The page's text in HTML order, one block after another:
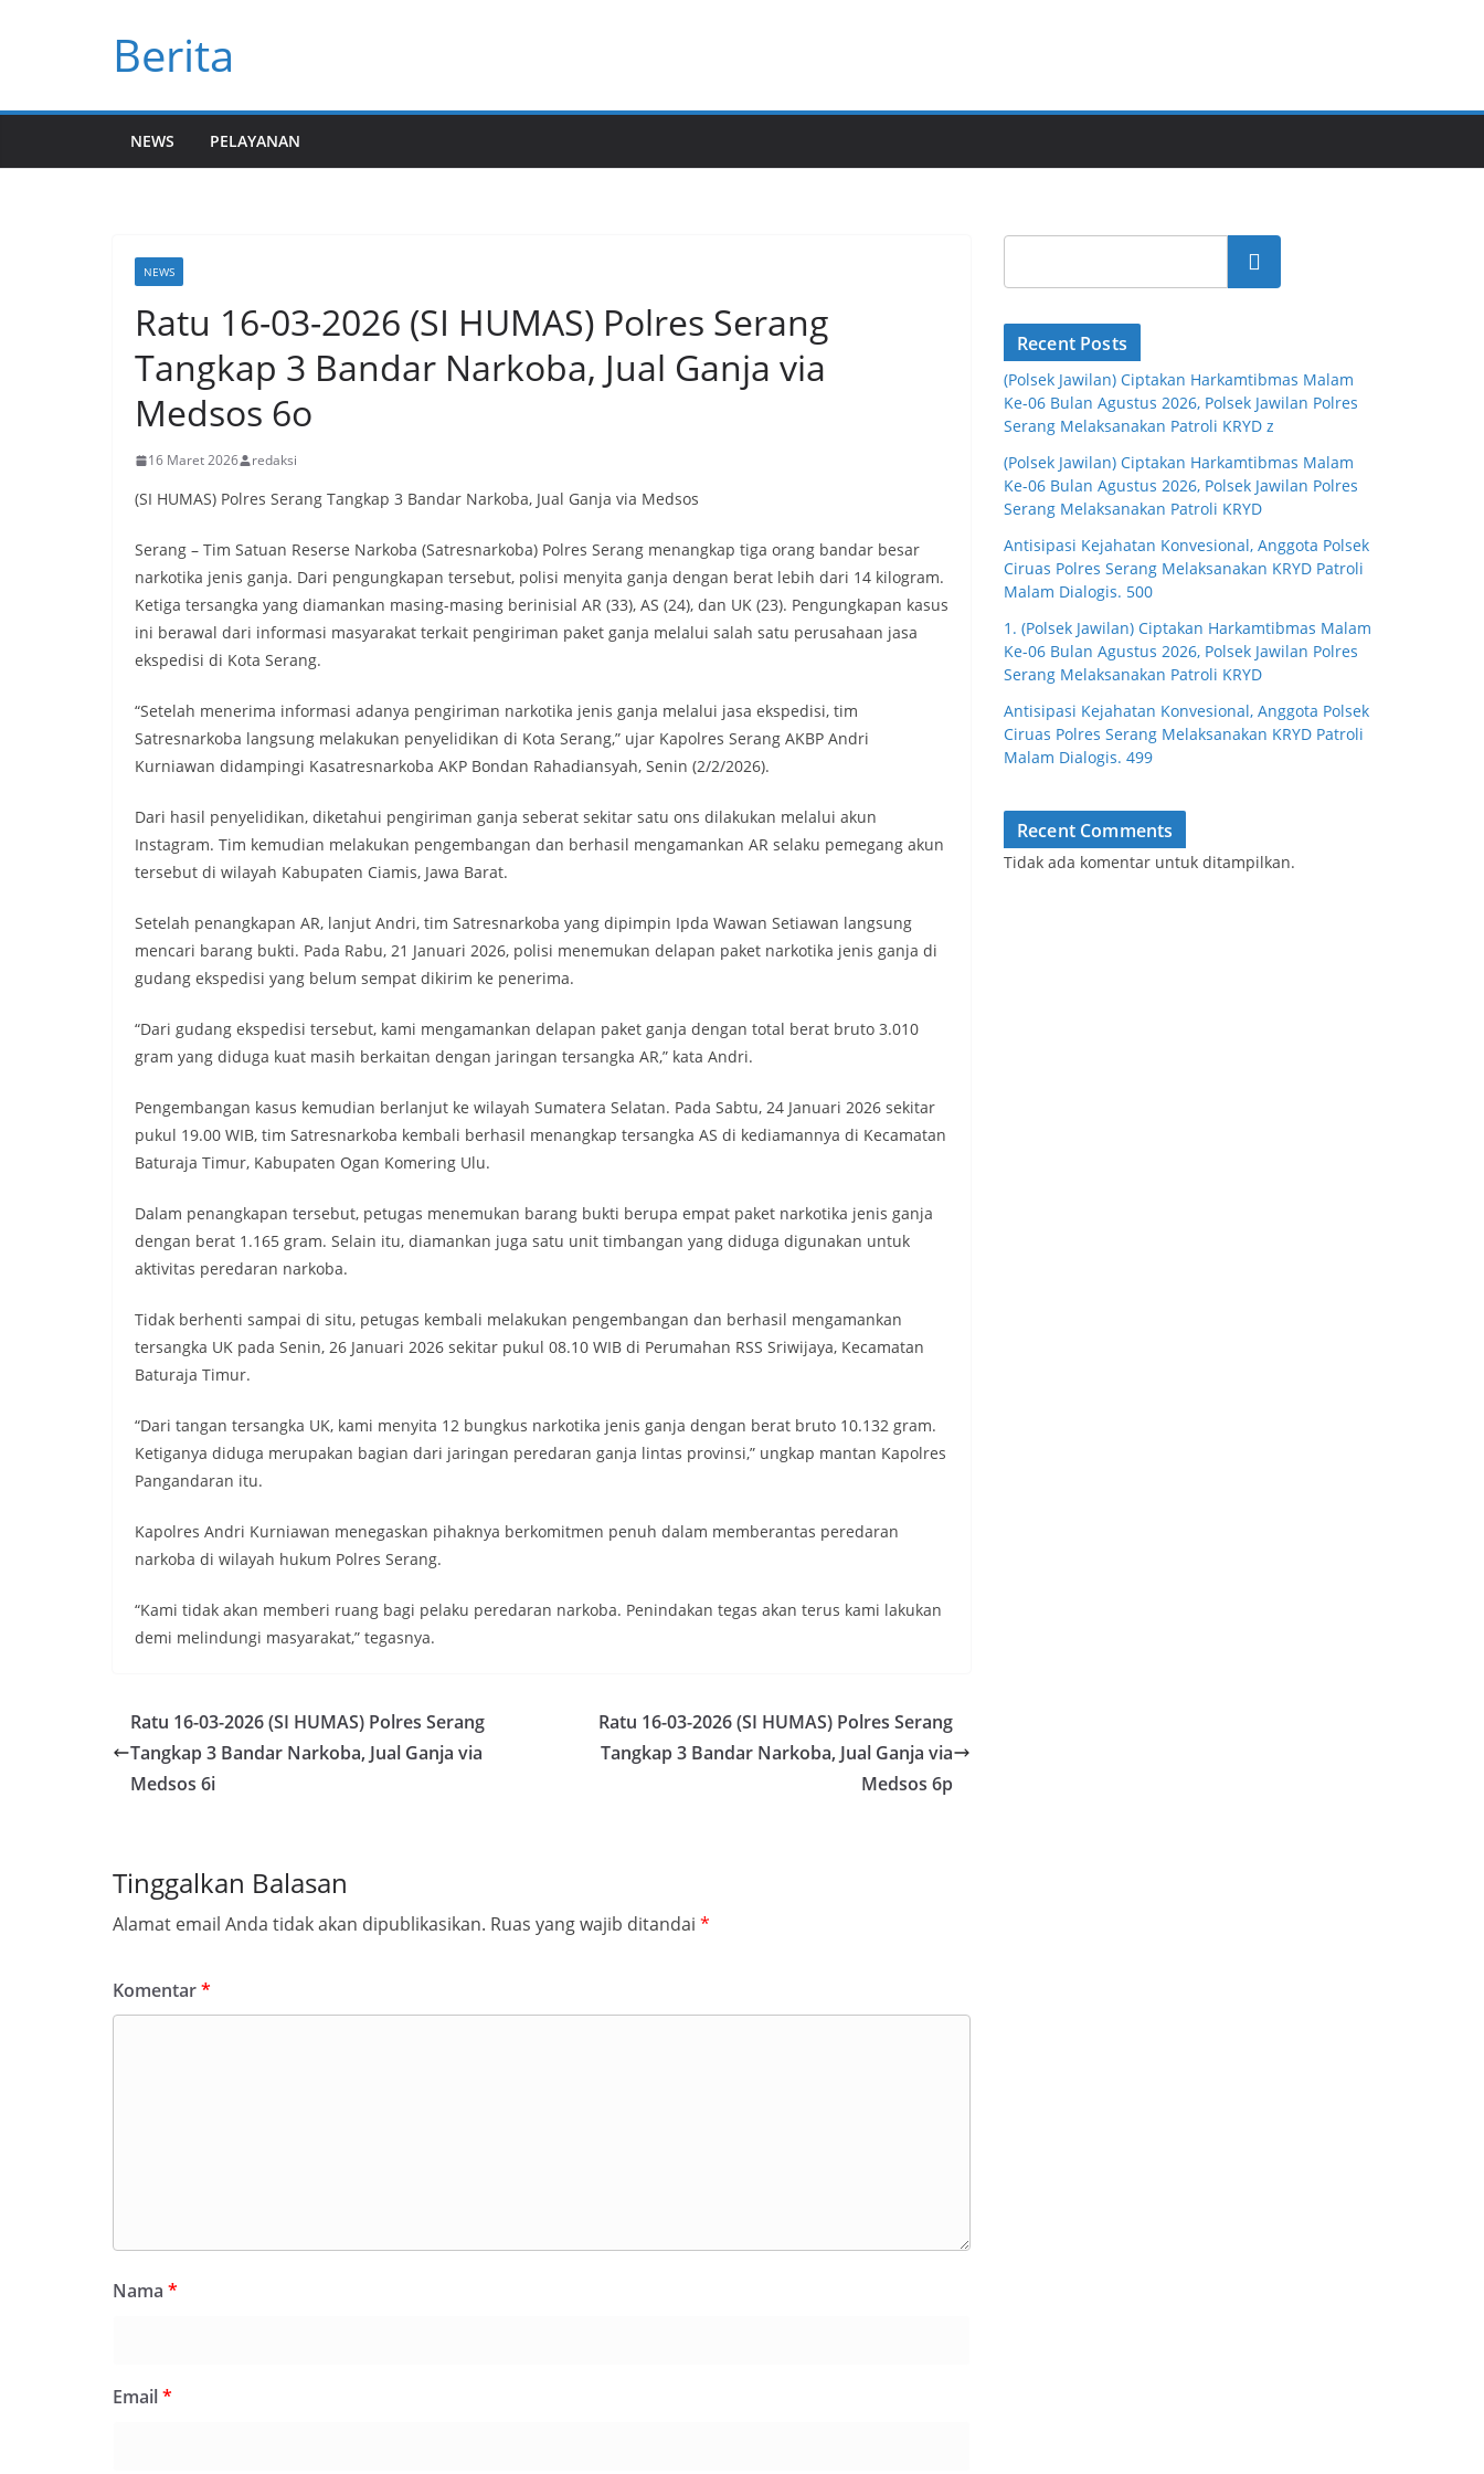
Berita
NEWS PELAYANAN
NEWS
Ratu 16-03-2026 (SI HUMAS) Polres Serang
Tangkap 3 Bandar Narkoba, Jual Ganja via
Medsos 6o
16 Maret 2026 redaksi
(SI HUMAS) Polres Serang Tangkap 3 Bandar Narkoba, Jual Ganja via Medsos
Serang – Tim Satuan Reserse Narkoba (Satresnarkoba) Polres Serang menangkap tiga orang bandar besar
narkotika jenis ganja. Dari pengungkapan tersebut, polisi menyita ganja dengan berat lebih dari 14 kilogram.
Ketiga tersangka yang diamankan masing-masing berinisial AR (33), AS (24), dan UK (23). Pengungkapan kasus
ini berawal dari informasi masyarakat terkait pengiriman paket ganja melalui salah satu perusahaan jasa
ekspedisi di Kota Serang.
“Setelah menerima informasi adanya pengiriman narkotika jenis ganja melalui jasa ekspedisi, tim
Satresnarkoba langsung melakukan penyelidikan di Kota Serang,” ujar Kapolres Serang AKBP Andri
Kurniawan didampingi Kasatresnarkoba AKP Bondan Rahadiansyah, Senin (2/2/2026).
Dari hasil penyelidikan, diketahui pengiriman ganja seberat sekitar satu ons dilakukan melalui akun
Instagram. Tim kemudian melakukan pengembangan dan berhasil mengamankan AR selaku pemegang akun
tersebut di wilayah Kabupaten Ciamis, Jawa Barat.
Setelah penangkapan AR, lanjut Andri, tim Satresnarkoba yang dipimpin Ipda Wawan Setiawan langsung
mencari barang bukti. Pada Rabu, 21 Januari 2026, polisi menemukan delapan paket narkotika jenis ganja di
gudang ekspedisi yang belum sempat dikirim ke penerima.
“Dari gudang ekspedisi tersebut, kami mengamankan delapan paket ganja dengan total berat bruto 3.010
gram yang diduga kuat masih berkaitan dengan jaringan tersangka AR,” kata Andri.
Pengembangan kasus kemudian berlanjut ke wilayah Sumatera Selatan. Pada Sabtu, 24 Januari 2026 sekitar
pukul 19.00 WIB, tim Satresnarkoba kembali berhasil menangkap tersangka AS di kediamannya di Kecamatan
Baturaja Timur, Kabupaten Ogan Komering Ulu.
Dalam penangkapan tersebut, petugas menemukan barang bukti berupa empat paket narkotika jenis ganja
dengan berat 1.165 gram. Selain itu, diamankan juga satu unit timbangan yang diduga digunakan untuk
aktivitas peredaran narkoba.
Tidak berhenti sampai di situ, petugas kembali melakukan pengembangan dan berhasil mengamankan
tersangka UK pada Senin, 26 Januari 2026 sekitar pukul 08.10 WIB di Perumahan RSS Sriwijaya, Kecamatan
Baturaja Timur.
“Dari tangan tersangka UK, kami menyita 12 bungkus narkotika jenis ganja dengan berat bruto 10.132 gram.
Ketiganya diduga merupakan bagian dari jaringan peredaran ganja lintas provinsi,” ungkap mantan Kapolres
Pangandaran itu.
Kapolres Andri Kurniawan menegaskan pihaknya berkomitmen penuh dalam memberantas peredaran
narkoba di wilayah hukum Polres Serang.
“Kami tidak akan memberi ruang bagi pelaku peredaran narkoba. Penindakan tegas akan terus kami lakukan
demi melindungi masyarakat,” tegasnya.
Ratu 16-03-2026 (SI HUMAS) Polres Serang
Tangkap 3 Bandar Narkoba, Jual Ganja via
Medsos 6i
Ratu 16-03-2026 (SI HUMAS) Polres Serang
Tangkap 3 Bandar Narkoba, Jual Ganja via
Medsos 6p
Tinggalkan Balasan
Alamat email Anda tidak akan dipublikasikan. Ruas yang wajib ditandai *
Komentar*
Nama *
Email*
Cari
Recent Posts
(Polsek Jawilan) Ciptakan Harkamtibmas Malam
Ke-06 Bulan Agustus 2026, Polsek Jawilan Polres
Serang Melaksanakan Patroli KRYD z
(Polsek Jawilan) Ciptakan Harkamtibmas Malam
Ke-06 Bulan Agustus 2026, Polsek Jawilan Polres
Serang Melaksanakan Patroli KRYD
Antisipasi Kejahatan Konvesional, Anggota Polsek
Ciruas Polres Serang Melaksanakan KRYD Patroli
Malam Dialogis. 500
1. (Polsek Jawilan) Ciptakan Harkamtibmas Malam
Ke-06 Bulan Agustus 2026, Polsek Jawilan Polres
Serang Melaksanakan Patroli KRYD
Antisipasi Kejahatan Konvesional, Anggota Polsek
Ciruas Polres Serang Melaksanakan KRYD Patroli
Malam Dialogis. 499
Recent Comments
Tidak ada komentar untuk ditampilkan.